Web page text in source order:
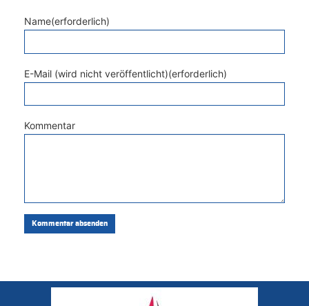
Name(erforderlich)
E-Mail (wird nicht veröffentlicht)(erforderlich)
Kommentar